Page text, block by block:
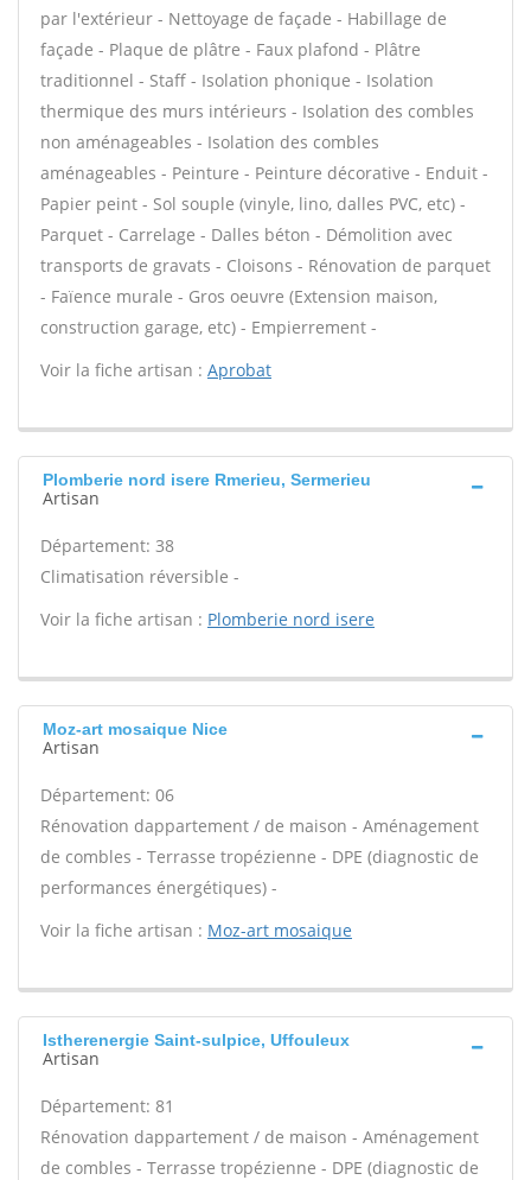
par l'extérieur - Nettoyage de façade - Habillage de
façade - Plaque de plâtre - Faux plafond - Plâtre
traditionnel - Staff - Isolation phonique - Isolation
thermique des murs intérieurs - Isolation des combles
non aménageables - Isolation des combles
aménageables - Peinture - Peinture décorative - Enduit -
Papier peint - Sol souple (vinyle, lino, dalles PVC, etc) -
Parquet - Carrelage - Dalles béton - Démolition avec
transports de gravats - Cloisons - Rénovation de parquet
- Faïence murale - Gros oeuvre (Extension maison,
construction garage, etc) - Empierrement -
Voir la fiche artisan : Aprobat
Plomberie nord isere Rmerieu, Sermerieu
Artisan
Département: 38
Climatisation réversible -
Voir la fiche artisan : Plomberie nord isere
Moz-art mosaique Nice
Artisan
Département: 06
Rénovation dappartement / de maison - Aménagement
de combles - Terrasse tropézienne - DPE (diagnostic de
performances énergétiques) -
Voir la fiche artisan : Moz-art mosaique
Istherenergie Saint-sulpice, Uffouleux
Artisan
Département: 81
Rénovation dappartement / de maison - Aménagement
de combles - Terrasse tropézienne - DPE (diagnostic de